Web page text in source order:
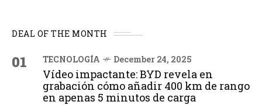
DEAL OF THE MONTH
01 TECNOLOGÍA December 24, 2025
Vídeo impactante: BYD revela en
grabación cómo añadir 400 km de rango
en apenas 5 minutos de carga